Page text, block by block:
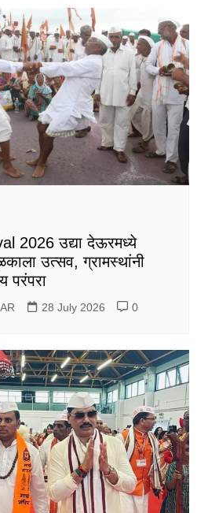
2026 उद्या देऊरमध्ये
उत्सव, ग्रामस्थांनी
परंपरा
28 July 2026 0